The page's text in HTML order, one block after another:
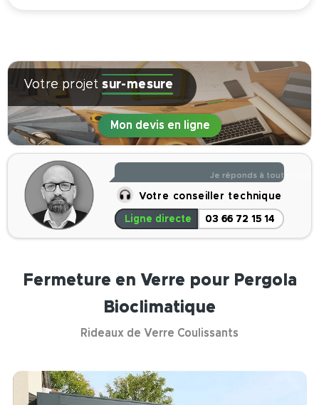
Votre projetsur-mesure
Mon devis en ligne
Je réponds à toutes vos
Votre conseiller technique
Ligne directe 03 66 72 15 14
Fermeture en Verre pour Pergola
Bioclimatique
Rideaux de Verre Coulissants